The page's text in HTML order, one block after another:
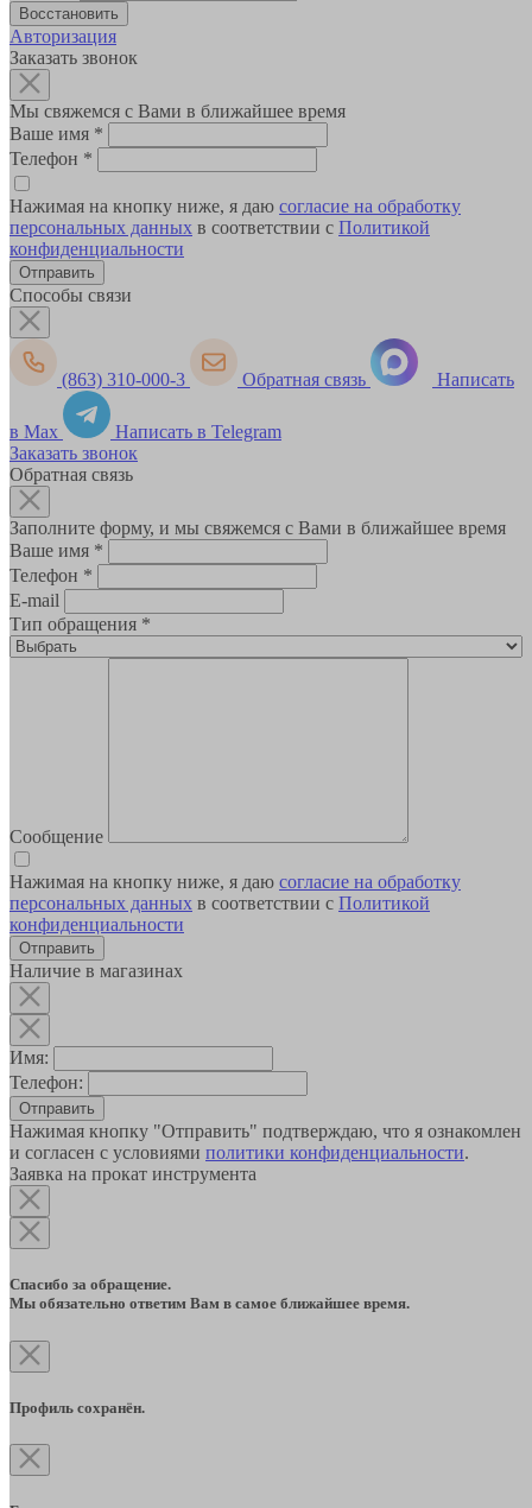
Авторизация
Заказать звонок
Мы свяжемся с Вами в ближайшее время
Ваше имя *
Телефон *
Нажимая на кнопку ниже, я даю согласие на обработку
персональных данных в соответствии с Политикой
конфиденциальности
Способы связи
(863) 310-000-3 Обратная связь Написать
в Max
Написать в Telegram
Заказать звонок
Обратная связь
Заполните форму, и мы свяжемся с Вами в ближайшее время
Ваше имя *
Телефон *
E-mail
Тип обращения *
Сообщение
Нажимая на кнопку ниже, я даю согласие на обработку
персональных данных в соответствии с Политикой
конфиденциальности
Наличие в магазинах
Имя:
Телефон:
Отправить
Нажимая кнопку "Отправить" подтверждаю, что я ознакомлен
и согласен с условиями политики конфиденциальности.
Заявка на прокат инструмента
Спасибо за обращение.
Мы обязательно ответим Вам в самое ближайшее время.
Профиль сохранён.